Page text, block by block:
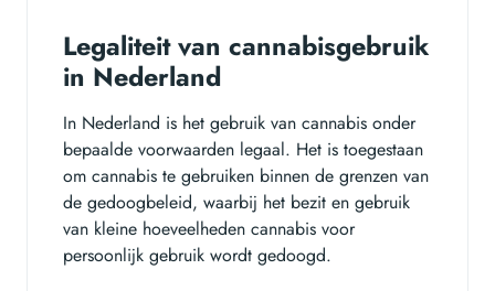
Legaliteit van cannabisgebruik
in Nederland
In Nederland is het gebruik van cannabis onder
bepaalde voorwaarden legaal. Het is toegestaan
om cannabis te gebruiken binnen de grenzen van
de gedoogbeleid, waarbij het bezit en gebruik
van kleine hoeveelheden cannabis voor
persoonlijk gebruik wordt gedoogd.